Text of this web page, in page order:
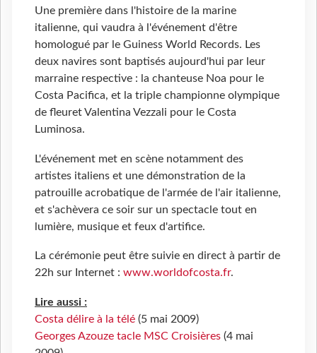
Une première dans l'histoire de la marine
italienne, qui vaudra à l'événement d'être
homologué par le Guiness World Records. Les
deux navires sont baptisés aujourd'hui par leur
marraine respective : la chanteuse Noa pour le
Costa Pacifica, et la triple championne olympique
de fleuret Valentina Vezzali pour le Costa
Luminosa.
L'événement met en scène notamment des
artistes italiens et une démonstration de la
patrouille acrobatique de l'armée de l'air italienne,
et s'achèvera ce soir sur un spectacle tout en
lumière, musique et feux d'artifice.
La cérémonie peut être suivie en direct à partir de
22h sur Internet : www.worldofcosta.fr.
Lire aussi :
Costa délire à la télé (5 mai 2009)
Georges Azouze tacle MSC Croisières (4 mai